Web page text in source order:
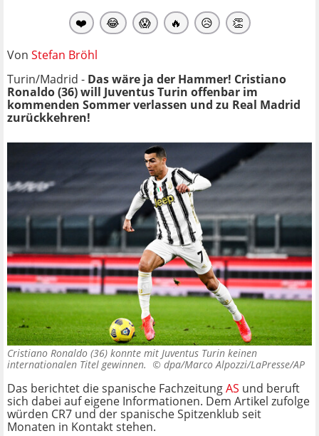
❤️ 😂 😱 🔥 😥 👏
Von Stefan Bröhl
Turin/Madrid - Das wäre ja der Hammer! Cristiano
Ronaldo (36) will Juventus Turin offenbar im
kommenden Sommer verlassen und zu Real Madrid
zurückkehren!
Cristiano Ronaldo (36) konnte mit Juventus Turin keinen
internationalen Titel gewinnen. © dpa/Marco Alpozzi/LaPresse/AP
Das berichtet die spanische FachzeitungAS und beruft
sich dabei auf eigene Informationen. Dem Artikel zufolge
würden CR7 und der spanische Spitzenklub seit
Monaten in Kontakt stehen.